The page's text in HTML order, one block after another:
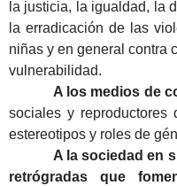
la justicia, la igualdad, la
la erradicación de las
niñas y en general contra
vulnerabilidad.
A los medios de
sociales y reproductores
estereotipos y roles de
A la sociedad en
retrógradas que